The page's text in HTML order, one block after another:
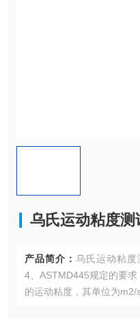
乌氏运动粘度测
产品简介： 乌氏运动粘度
4、ASTMD445规定的要求
的运动粘度，其单位为m2/